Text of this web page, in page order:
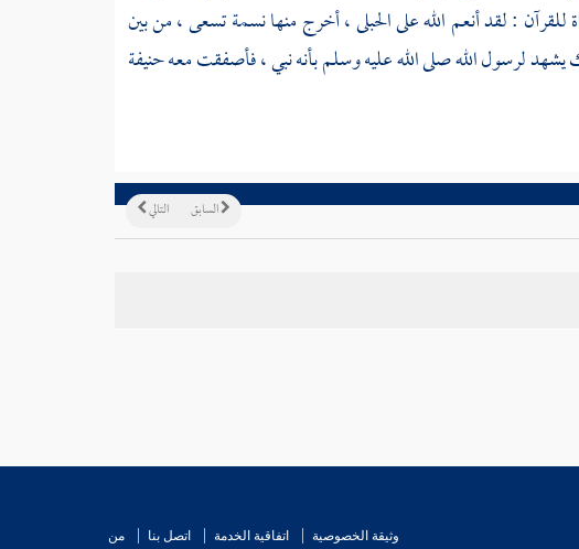
: لقد أنعم الله على الحبلى ، أخرج منها نسمة تسعى ، من بين
لرسول الله صلى الله عليه وسلم بأنه نبي ، فأصفقت معهحنيفة
التالي السابق
وثيقة الخصوصية اتفاقية الخدمة اتصل بنا من